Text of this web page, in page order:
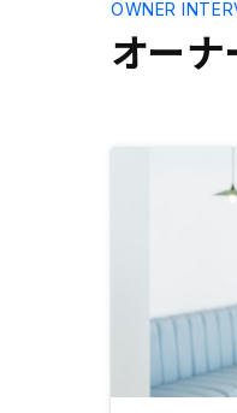
オーナ
OWNER